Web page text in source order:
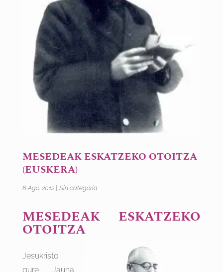
MESEDEAK ESKATZEKO OTOITZA
(EUSKERA)
6 Ago, 2012| Sin categoría
MESEDEAK ESKATZEKO
OTOITZA
Jesukristo
gure Jauna,